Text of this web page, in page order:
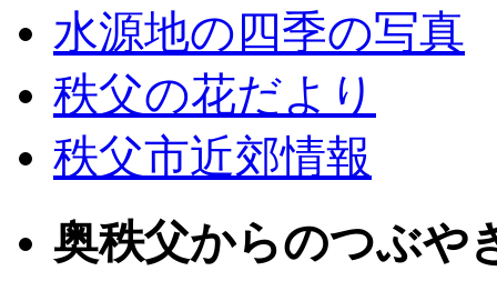
水源地の四季の写真
秩父の花だより
秩父市近郊情報
奥秩父からのつぶや